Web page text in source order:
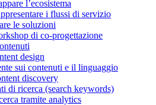
l’ecosistema
i flussi di servizio
le soluzioni
di co-progettazione
design
sui contenuti e il linguaggio
discovery
di ricerca (search keywords)
tramite analytics